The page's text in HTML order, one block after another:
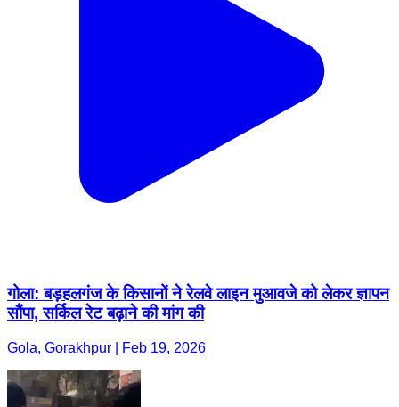
गोला: बड़हलगंज के किसानों ने रेलवे लाइन मुआवजे को लेकर ज्ञापन
सौंपा, सर्किल रेट बढ़ाने की मांग की
Gola, Gorakhpur | Feb 19, 2026